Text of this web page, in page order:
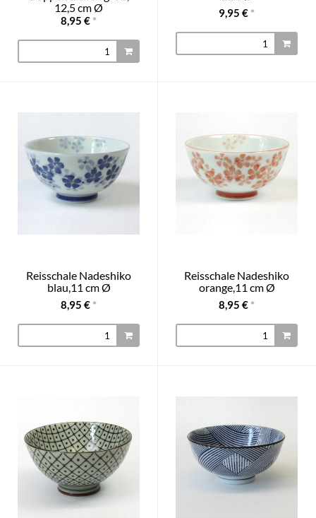
12,5 cm Ø
8,95 € *
9,95 € *
Reisschale Nadeshiko
blau,11 cm Ø
8,95 € *
Reisschale Nadeshiko
orange,11 cm Ø
8,95 € *